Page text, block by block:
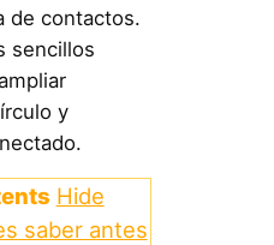
de contactos.
sencillos
y
Hide
saber antes